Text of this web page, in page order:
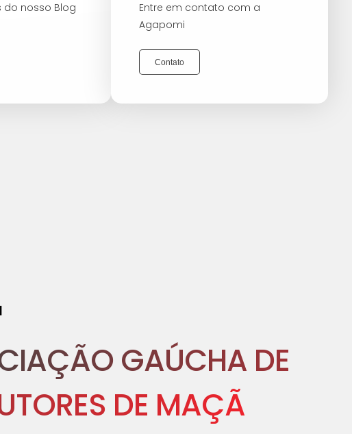
do nosso Blog
Entre em contato com a
Agapomi
Contato
GAÚCHA DE
DE MAÇÃ